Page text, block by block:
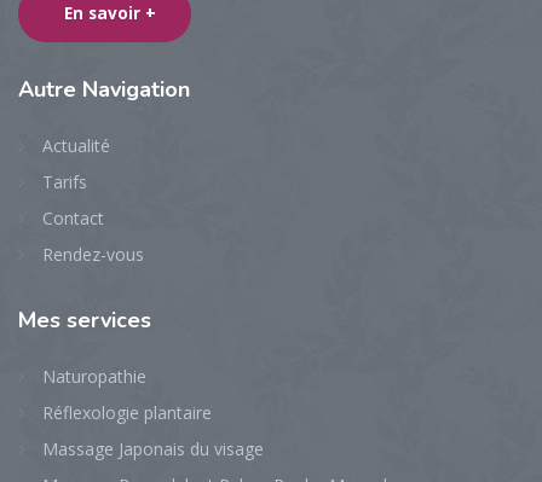
En savoir +
Autre Navigation
Actualité
Tarifs
Contact
Rendez-vous
Mes services
Naturopathie
Réflexologie plantaire
Massage Japonais du visage